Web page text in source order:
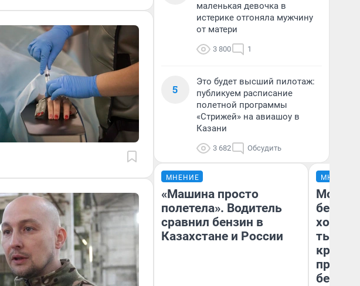
маленькая девочка в
истерике отгоняла мужчину
от матери
3 800 1
5
Это будет высший пилотаж:
публикуем расписание
полетной программы
«Стрижей» на авиашоу в
Казани
3 682 Обсудить
МНЕНИЕ
«Машина просто
полетела». Водитель
сравнил бензин в
Казахстане и России
МНЕНИЕ
Мой
хотела
тысяч,